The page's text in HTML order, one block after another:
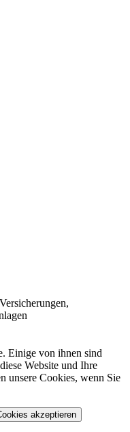
Einige von ihnen sind
Website und Ihre
unsere Cookies, wenn Sie
akzeptieren